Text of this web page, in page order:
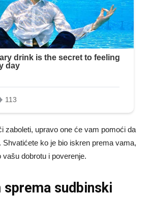
zaboleti, upravo one će vam pomoći da
Shvatićete ko je bio iskren prema vama,
dobrotu i poverenje.
sprema sudbinski